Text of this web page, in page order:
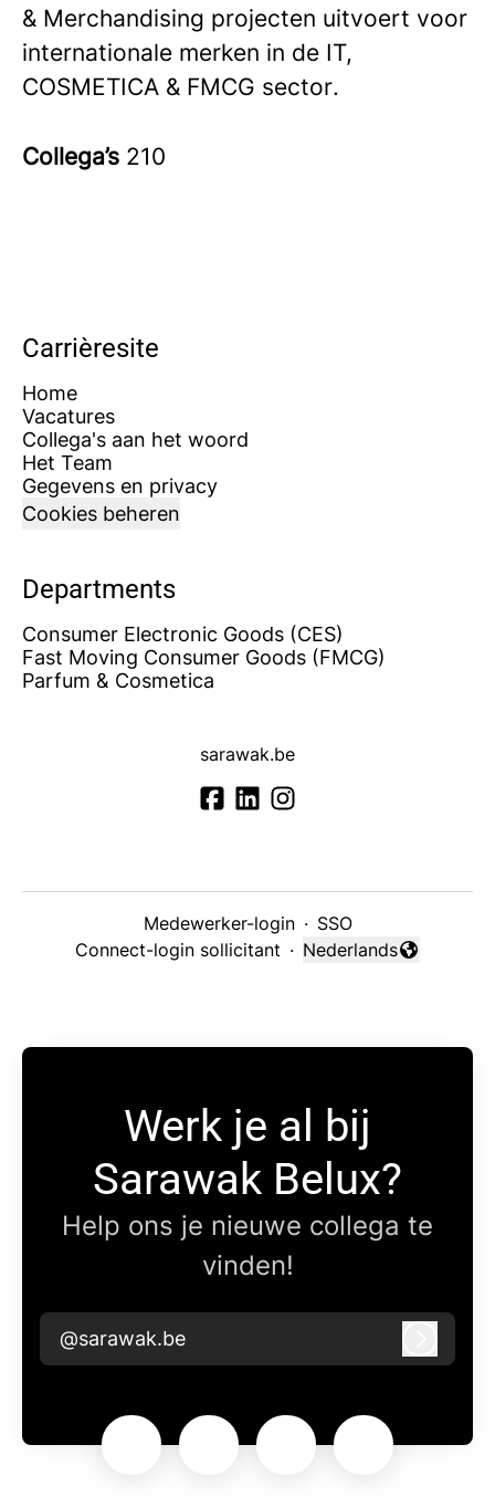
& Merchandising projecten uitvoert voor
internationale merken in de IT,
COSMETICA & FMCG sector.
Collega’s 210
Carrièresite
Home
Vacatures
Collega's aan het woord
Het Team
Gegevens en privacy
Cookies beheren
Departments
Consumer Electronic Goods (CES)
Fast Moving Consumer Goods (FMCG)
Parfum & Cosmetica
sarawak.be
Medewerker-login · SSO
Connect-login sollicitant ·
Taal wijzigen
Nederlands
Werk je al bij
Sarawak Belux?
Help ons je nieuwe collega te
vinden!
@sarawak.be